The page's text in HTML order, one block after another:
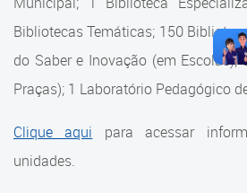
Serviços
Gerência de Contratos
Gerência de Limpeza e
Suporte aos Contratos
Gerência de Segurança
Bibliotecas Temáticas; 150
do Saber e Inovação (em Escolas);
Praças); 1 Laboratório Pedagógico
Clique aqui para acessar
unidades.